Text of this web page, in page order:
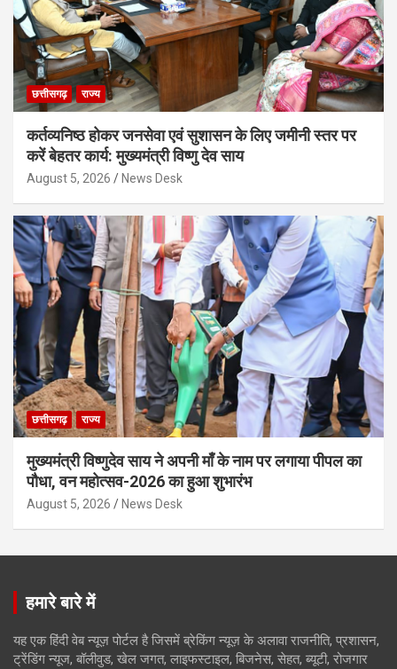
छत्तीसगढ़ राज्य
कर्तव्यनिष्ठ होकर जनसेवा एवं सुशासन के लिए जमीनी स्तर पर
करें बेहतर कार्य: मुख्यमंत्री विष्णु देव साय
August 5, 2026 News Desk
छत्तीसगढ़ राज्य
मुख्यमंत्री विष्णुदेव साय ने अपनी माँ के नाम पर लगाया पीपल का
पौधा, वन महोत्सव-2026 का हुआ शुभारंभ
August 5, 2026 News Desk
हमारे बारे में
यह एक हिंदी वेब न्यूज़ पोर्टल है जिसमें ब्रेकिंग न्यूज़ के अलावा राजनीति, प्रशासन,
ट्रेंडिंग न्यूज, बॉलीवुड, खेल जगत, लाइफस्टाइल, बिजनेस, सेहत, ब्यूटी, रोजगार